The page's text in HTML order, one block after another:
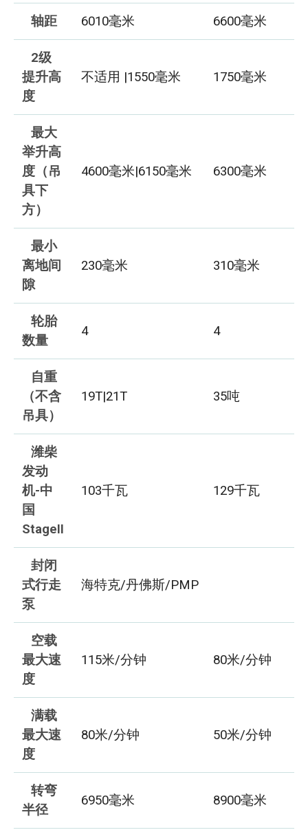
轴距 6010毫米
6600毫米
2级
提升高
度
不适用 |1550毫米 1750毫米
最大
举升高
度（吊
具下
方）
4600毫米|6150毫米 6300毫米
最小
离地间
隙
230毫米 310毫米
轮胎
数量
4 4
自重
（不含
吊具）
19T|21T 35吨
潍柴
发动
机-中
国
StageII
103千瓦 129千瓦
封闭
式行走
泵
海特克/丹佛斯/PMP
空载
最大速
度
115米/分钟 80米/分钟
满载
最大速
度
80米/分钟 50米/分钟
转弯
半径
6950毫米 8900毫米